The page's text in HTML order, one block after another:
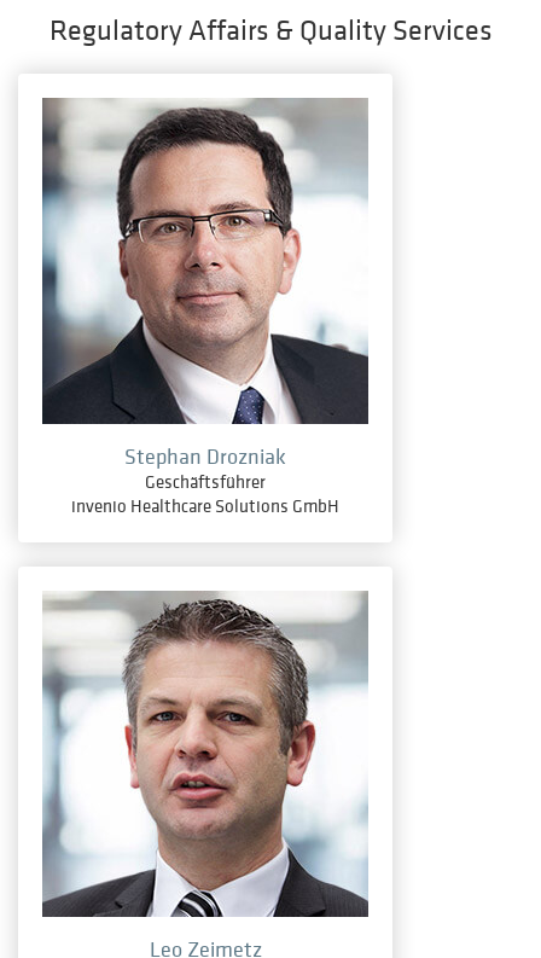
Regulatory Affairs & Quality Services
Stephan Drozniak
Geschäftsführer
invenio Healthcare Solutions GmbH
Leo Zeimetz